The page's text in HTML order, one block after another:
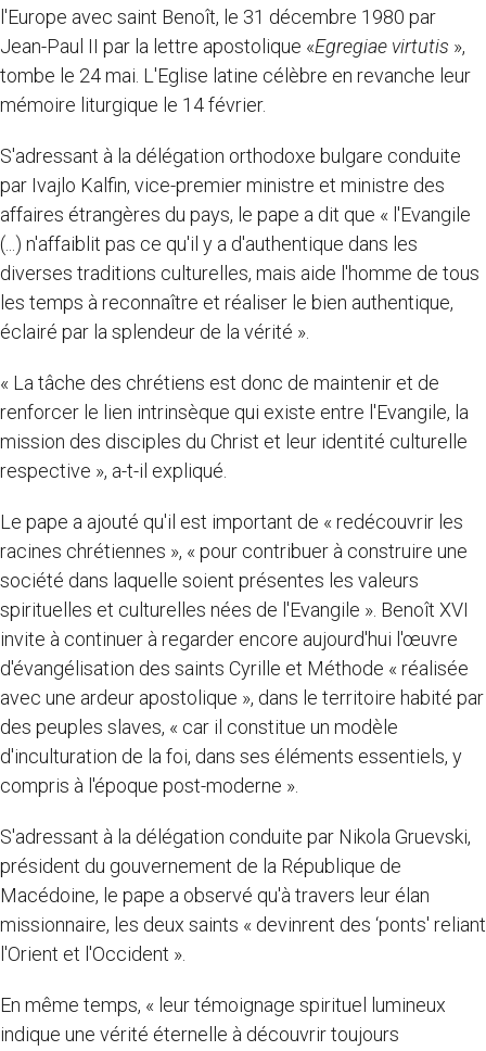
l'Europe avec saint Benoît, le 31 décembre 1980 par
Jean-Paul II par la lettre apostolique «Egregiae virtutis »,
tombe le 24 mai. L'Eglise latine célèbre en revanche leur
mémoire liturgique le 14 février.
S'adressant à la délégation orthodoxe bulgare conduite
par Ivajlo Kalfin, vice-premier ministre et ministre des
affaires étrangères du pays, le pape a dit que « l'Evangile
(...) n'affaiblit pas ce qu'il y a d'authentique dans les
diverses traditions culturelles, mais aide l'homme de tous
les temps à reconnaître et réaliser le bien authentique,
éclairé par la splendeur de la vérité ».
« La tâche des chrétiens est donc de maintenir et de
renforcer le lien intrinsèque qui existe entre l'Evangile, la
mission des disciples du Christ et leur identité culturelle
respective », a-t-il expliqué.
Le pape a ajouté qu'il est important de « redécouvrir les
racines chrétiennes », « pour contribuer à construire une
société dans laquelle soient présentes les valeurs
spirituelles et culturelles nées de l'Evangile ». Benoît XVI
invite à continuer à regarder encore aujourd'hui l'œuvre
d'évangélisation des saints Cyrille et Méthode « réalisée
avec une ardeur apostolique », dans le territoire habité par
des peuples slaves, « car il constitue un modèle
d'inculturation de la foi, dans ses éléments essentiels, y
compris à l'époque post-moderne ».
S'adressant à la délégation conduite par Nikola Gruevski,
président du gouvernement de la République de
Macédoine, le pape a observé qu'à travers leur élan
missionnaire, les deux saints « devinrent des ‘ponts' reliant
l'Orient et l'Occident ».
En même temps, « leur témoignage spirituel lumineux
indique une vérité éternelle à découvrir toujours